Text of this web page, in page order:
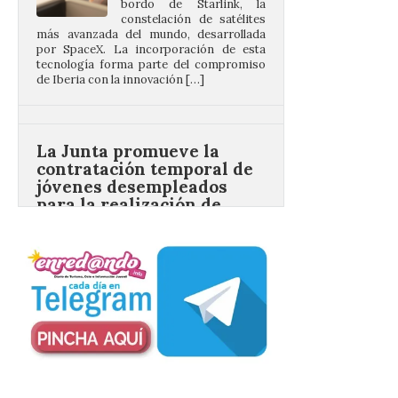
por SpaceX. La incorporación de esta
tecnología forma parte del compromiso
de Iberia con la innovación […]
jóvenes desempleados
para la realización de
obras y servicios de
interés general y social
6 Ago 2026
La Consejería de
Industria, Universidades,
Empleo y Comercio